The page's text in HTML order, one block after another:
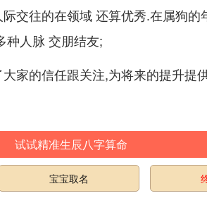
交往的在领域 还算优秀.在属狗的
种人脉 交朋结友;
家的信任跟关注,为将来的提升提
试试精准生辰八字算命
宝宝取名